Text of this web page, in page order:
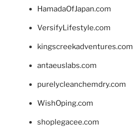
HamadaOfJapan.com
VersifyLifestyle.com
kingscreekadventures.com
antaeuslabs.com
purelycleanchemdry.com
WishOping.com
shoplegacee.com